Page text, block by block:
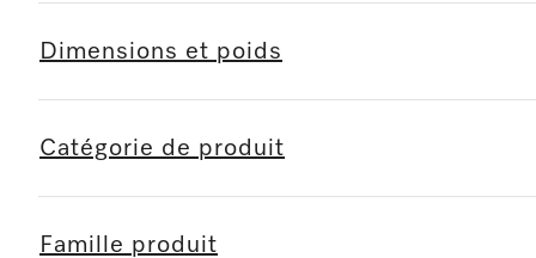
Dimensions et poids
Catégorie de produit
Famille produit